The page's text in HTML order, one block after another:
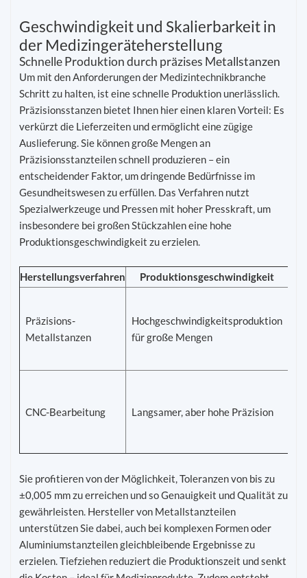
Geschwindigkeit und Skalierbarkeit in
der Medizingeräteherstellung
Schnelle Produktion durch präzises Metallstanzen
Um mit den Anforderungen der Medizintechnikbranche
Schritt zu halten, ist eine schnelle Produktion unerlässlich.
Präzisionsstanzen bietet Ihnen hier einen klaren Vorteil: Es
verkürzt die Lieferzeiten und ermöglicht eine zügige
Auslieferung. Sie können große Mengen an
Präzisionsstanzteilen schnell produzieren – ein
entscheidender Faktor, um dringende Bedürfnisse im
Gesundheitswesen zu erfüllen. Das Verfahren nutzt
Spezialwerkzeuge und Pressen mit hoher Presskraft, um
insbesondere bei großen Stückzahlen eine hohe
Produktionsgeschwindigkeit zu erzielen.
Herstellungsverfahren Produktionsgeschwindigkeit
Präzisions-
Metallstanzen
Hochgeschwindigkeitsproduktion
für große Mengen
CNC-Bearbeitung Langsamer, aber hohe Präzision
Sie profitieren von der Möglichkeit, Toleranzen von bis zu
±0,005 mm zu erreichen und so Genauigkeit und Qualität zu
gewährleisten. Hersteller von Metallstanzteilen
unterstützen Sie dabei, auch bei komplexen Formen oder
Aluminiumstanzteilen gleichbleibende Ergebnisse zu
erzielen. Tiefziehen reduziert die Produktionszeit und senkt